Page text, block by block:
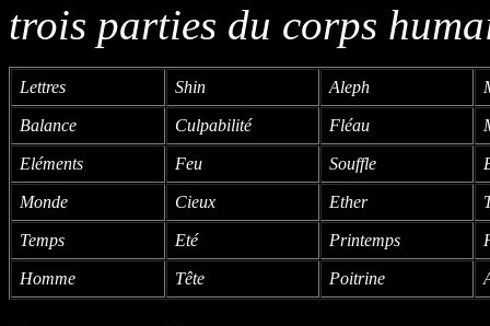
trois parties du corps
Lettres Shin Aleph
Balance Culpabilité Fléau
Eléments Feu Souffle
Monde Cieux Ether
Temps Eté Printemps
Homme Tête Poitrine